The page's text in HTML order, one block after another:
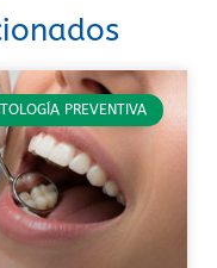
PREVENTIVA